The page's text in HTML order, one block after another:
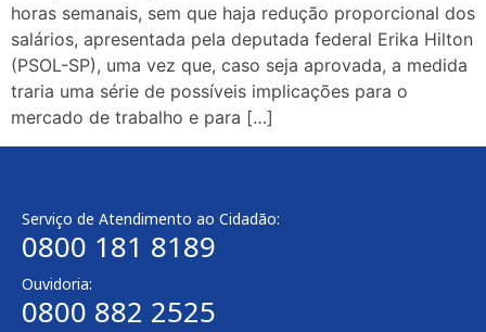
horas semanais, sem que haja redução proporcional dos
salários, apresentada pela deputada federal Erika Hilton
(PSOL-SP), uma vez que, caso seja aprovada, a medida
traria uma série de possíveis implicações para o
mercado de trabalho e para […]
Serviço de Atendimento ao Cidadão:
0800 181 8189
Ouvidoria:
0800 882 2525​